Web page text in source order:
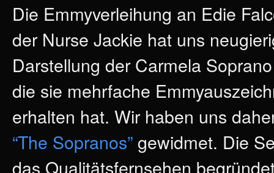
Die Emmyverleihung an Edie
der Nurse Jackie hat uns
Darstellung der Carmela
die sie mehrfache
erhalten hat. Wir haben uns
“The Sopranos”gewidmet. Die
das Qualitätsfernsehen